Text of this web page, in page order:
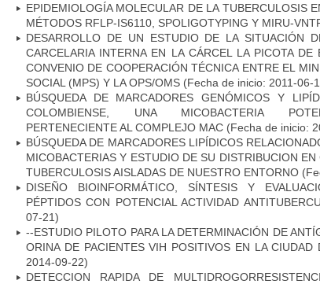
EPIDEMIOLOGÍA MOLECULAR DE LA TUBERCULOSIS
MÉTODOS RFLP-IS6110, SPOLIGOTYPING Y MIRU-
DESARROLLO DE UN ESTUDIO DE LA SITUACIÓN
CARCELARIA INTERNA EN LA CÁRCEL LA PICOTA DE
CONVENIO DE COOPERACIÓN TÉCNICA ENTRE EL
SOCIAL (MPS) Y LA OPS/OMS (Fecha de inicio: 2011-06-
BÚSQUEDA DE MARCADORES GENÓMICOS Y
COLOMBIENSE, UNA MICOBACTERIA
PERTENECIENTE AL COMPLEJO MAC (Fecha de inicio:
BÚSQUEDA DE MARCADORES LIPÍDICOS
MICOBACTERIAS Y ESTUDIO DE SU DISTRIBUCION
TUBERCULOSIS AISLADAS DE NUESTRO ENTORNO
DISEÑO BIOINFORMÁTICO, SÍNTESIS Y
PÉPTIDOS CON POTENCIAL ACTIVIDAD
07-21)
--ESTUDIO PILOTO PARA LA DETERMINACIÓN DE
ORINA DE PACIENTES VIH POSITIVOS EN LA CIUDAD
2014-09-22)
DETECCION RAPIDA DE